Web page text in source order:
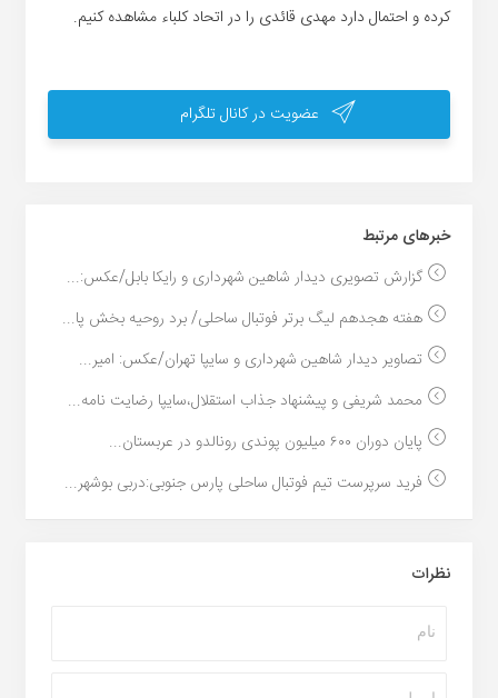
کرده و احتمال دارد مهدی قائدی را در اتحاد کلباء مشاهده کنیم.
عضویت در کانال تلگرام
خبر‌های مرتبط
گزارش تصویری دیدار شاهین شهرداری و رایکا بابل/عکس:...
هفته هجدهم لیگ برتر فوتبال ساحلی/ برد روحیه بخش پا...
تصاویر دیدار شاهین شهرداری و سایپا تهران/عکس: امیر...
محمد شریفی و پیشنهاد جذاب استقلال،سایپا رضایت نامه...
پایان دوران ۶۰۰ میلیون پوندی رونالدو در عربستان...
فرید سرپرست تیم فوتبال ساحلی پارس جنوبی:دربی بوشهر...
نظرات